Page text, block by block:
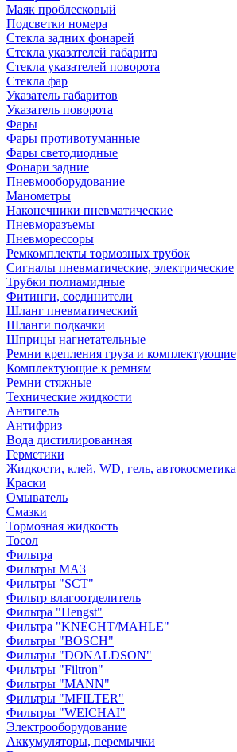
Маяк проблесковый
Подсветки номера
Стекла задних фонарей
Стекла указателей габарита
Стекла указателей поворота
Стекла фар
Указатель габаритов
Указатель поворота
Фары
Фары противотуманные
Фары светодиодные
Фонари задние
Пневмооборудование
Манометры
Наконечники пневматические
Пневморазъемы
Пневморессоры
Ремкомплекты тормозных трубок
Сигналы пневматические, электрические
Трубки полиамидные
Фитинги, соединители
Шланг пневматический
Шланги подкачки
Шприцы нагнетательные
Ремни крепления груза и комплектующие
Комплектующие к ремням
Ремни стяжные
Технические жидкости
Антигель
Антифриз
Вода дистилированная
Герметики
Жидкости, клей, WD, гель, автокосметика
Краски
Омыватель
Смазки
Тормозная жидкость
Тосол
Фильтра
Фильтры МАЗ
Фильтры "SCT"
Фильтр влагоотделитель
Фильтра "Hengst"
Фильтра "KNECHT/MAHLE"
Фильтры "BOSCH"
Фильтры "DONALDSON"
Фильтры "Filtron"
Фильтры "MANN"
Фильтры "MFILTER"
Фильтры "WEICHAI"
Электрооборудование
Аккумуляторы, перемычки